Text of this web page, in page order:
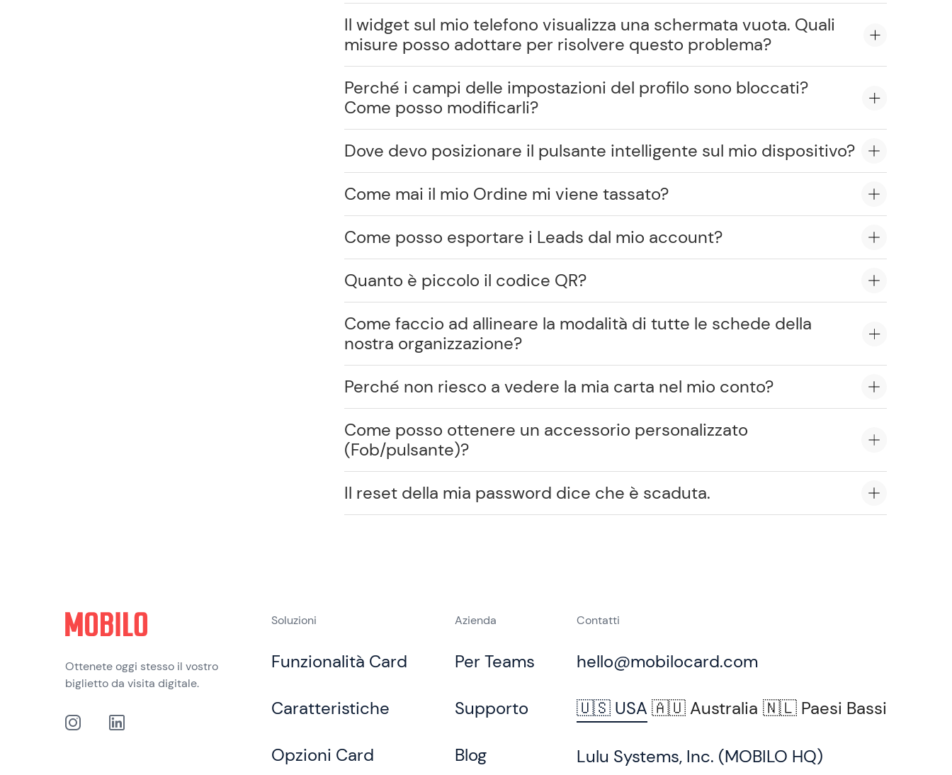
Il widget sul mio telefono visualizza una schermata vuota. Quali
misure posso adottare per risolvere questo problema?
Perché i campi delle impostazioni del profilo sono bloccati?
Come posso modificarli?
Dove devo posizionare il pulsante intelligente sul mio dispositivo?
Come mai il mio Ordine mi viene tassato?
Come posso esportare i Leads dal mio account?
Quanto è piccolo il codice QR?
Come faccio ad allineare la modalità di tutte le schede della
nostra organizzazione?
Perché non riesco a vedere la mia carta nel mio conto?
Come posso ottenere un accessorio personalizzato
(Fob/pulsante)?
Il reset della mia password dice che è scaduta.
Ottenete oggi stesso il vostro
biglietto da visita digitale.
Soluzioni
Funzionalità Card
Caratteristiche
Opzioni Card
Azienda
Per Teams
Supporto
Blog
Contatti
hello@mobilocard.com
🇺🇸 USA 🇦🇺 Australia 🇳🇱 Paesi Bassi
Lulu Systems, Inc. (MOBILO HQ)